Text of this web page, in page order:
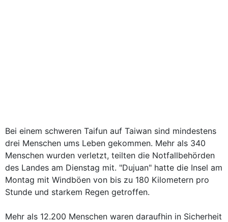
Bei einem schweren Taifun auf Taiwan sind mindestens
drei Menschen ums Leben gekommen. Mehr als 340
Menschen wurden verletzt, teilten die Notfallbehörden
des Landes am Dienstag mit. "Dujuan" hatte die Insel am
Montag mit Windböen von bis zu 180 Kilometern pro
Stunde und starkem Regen getroffen.
Mehr als 12.200 Menschen waren daraufhin in Sicherheit